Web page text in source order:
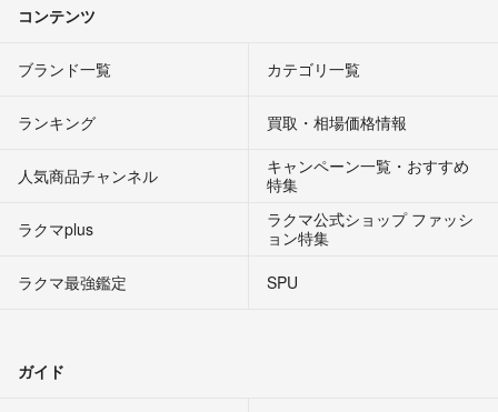
コンテンツ
ブランド一覧 カテゴリ一覧
ランキング 買取・相場価格情報
人気商品チャンネル
キャンペーン一覧・おすすめ
特集
ラクマplus
ラクマ公式ショップ ファッシ
ョン特集
ラクマ最強鑑定
SPU
ガイド